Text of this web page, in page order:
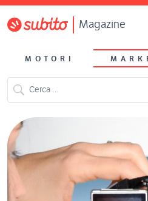
Magazine
MOTORI